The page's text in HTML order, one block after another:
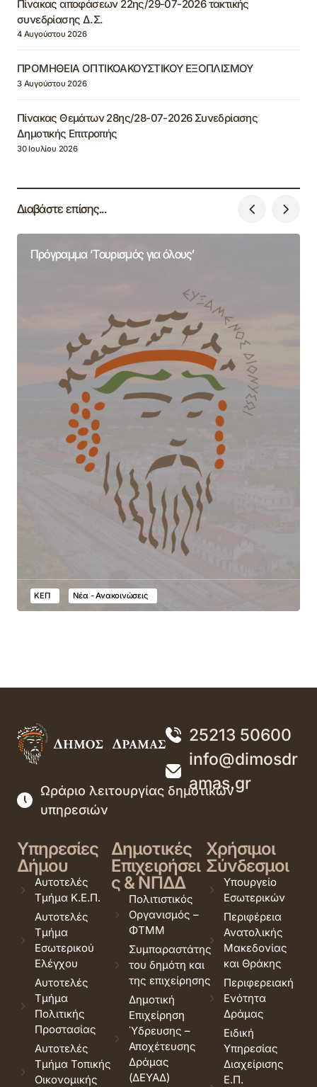
Πίνακας αποφάσεων 22ης/29-07-2026 τακτικής
συνεδρίασης Δ.Σ.
4 Αυγούστου 2026
ΠΡΟΜΗΘΕΙΑ ΟΠΤΙΚΟΑΚΟΥΣΤΙΚΟΥ ΕΞΟΠΛΙΣΜΟΥ
3 Αυγούστου 2026
Πίνακας Θεμάτων 28ης/28-07-2026 Συνεδρίασης
Δημοτικής Επιτροπής
30 Ιουλίου 2026
Διαβάστε επίσης...
Πρόγραμμα ‘Τουρισμός για όλους’
ΚΕΠ Νέα - Ανακοινώσεις
25213 50600
info@dimosdr
amas.gr
Ωράριο λειτουργίας δημοτικών
υπηρεσιών
Υπηρεσίες
Δήμου
Αυτοτελές
Τμήμα Κ.Ε.Π.
Αυτοτελές
Τμήμα
Εσωτερικού
Ελέγχου
Αυτοτελές
Τμήμα
Πολιτικής
Προστασίας
Αυτοτελές
Τμήμα Τοπικής
Οικονομικής
Δημοτικές
Επιχειρήσει
ς & ΝΠΔΔ
Πολιτιστικός
Οργανισμός –
ΦΤΜΜ
Συμπαραστάτης
του δημότη και
της επιχείρησης
Δημοτική
Επιχείρηση
Ύδρευσης –
Αποχέτευσης
Δράμας
(ΔΕΥΑΔ)
Χρήσιμοι
Σύνδεσμοι
Υπουργείο
Εσωτερικών
Περιφέρεια
Ανατολικής
Μακεδονίας
και Θράκης
Περιφερειακή
Ενότητα
Δράμας
Ειδική
Υπηρεσίας
Διαχείρισης
Ε.Π.